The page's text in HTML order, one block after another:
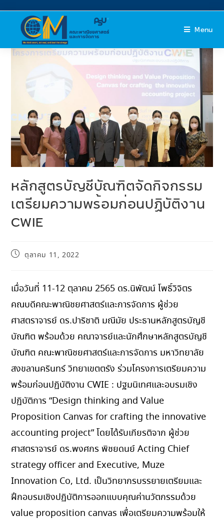
Menu
หลักสูตรบัญชีบัณฑิตจัดกิจกรรม
เตรียมความพร้อมก่อนปฏิบัติงาน
CWIE
ตุลาคม 11, 2022
เมื่อวันที่ 11-12 ตุลาคม 2565 ดร.นิพัฒน์ โพธิ์วิจิตร
คณบดีคณะพาณิชยศาสตร์และการจัดการ ผู้ช่วย
ศาสตราจารย์ ดร.ปาริชาติ มณีมัย ประธานหลักสูตรบัญชี
บัณฑิต พร้อมด้วย คณาจารย์และนักศึกษาหลักสูตรบัญชี
บัณฑิต คณะพาณิชยศาสตร์และการจัดการ มหาวิทยาลัย
สงขลานครินทร์ วิทยาเขตตรัง ร่วมโครงการเตรียมความ
พร้อมก่อนปฏิบัติงาน CWIE : ปฐมนิเทศและอบรมเชิง
ปฏิบัติการ “Design thinking and Value
Proposition Canvas for crafting the innovative
accounting project” โดยได้รับเกียรติจาก ผู้ช่วย
ศาสตราจารย์ ดร.พงศกร พิชยดนย์ Acting Chief
strategy officer and Executive, Muze
Innovation Co, Ltd. เป็นวิทยากรบรรยายเตรียมและ
ฝึกอบรมเชิงปฏิบัติการออกแบบคุณค่านวัตกรรมด้วย
value proposition canvas เพื่อเตรียมความพร้อมให้